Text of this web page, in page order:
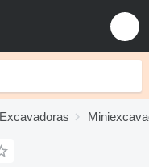
Excavadoras